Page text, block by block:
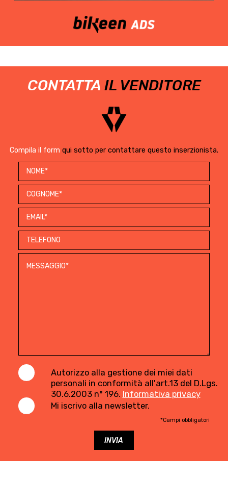
CONTATTA IL VENDITORE
Compila il form qui sotto per contattare questo inserzionista.
Autorizzo alla gestione dei miei dati
personali in conformità all'art.13 del D.Lgs.
30.6.2003 n° 196. Informativa privacy
Mi iscrivo alla newsletter.
*Campi obbligatori